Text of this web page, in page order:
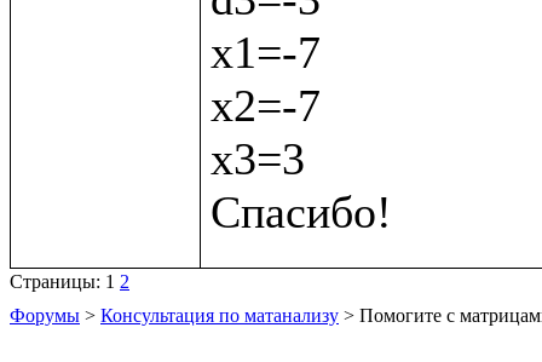
х1=-7
х2=-7
х3=3
Страницы: 1 2
Форумы > Консультация по матанализу > Помогите с